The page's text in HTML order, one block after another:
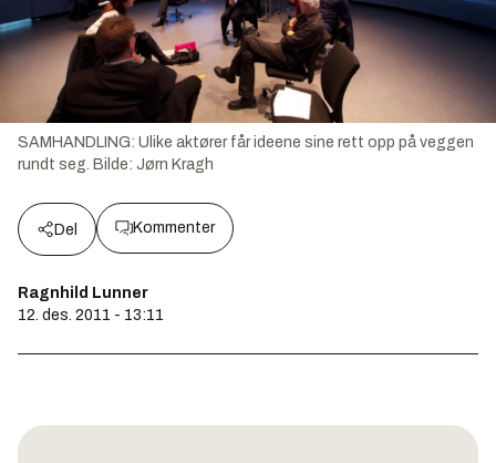
SAMHANDLING: Ulike aktører får ideene sine rett opp på veggen
rundt seg. Bilde: Jørn Kragh
Del Kommenter
Ragnhild Lunner
12. des. 2011 - 13:11